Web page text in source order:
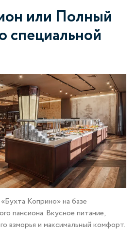
или Полный
специальной
Коприно» на базе
пансиона. Вкусное питание,
взморья и максимальный комфорт.